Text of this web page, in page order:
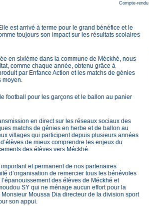
Compte-rendu
est arrivé à terme pour le grand bénéfice et le
toujours son impact sur les résultats scolaires
en sixième dans la commune de Méckhé, nous
comme chaque année, obtenu grâce à
par Enfance Action et les matchs de génies
moyen.
football pour les garçons et le ballon au panier
en direct sur les réseaux sociaux des
matchs de génies en herbe et de ballon au
villages qui participent depuis plusieurs années
de mieux comprendre les enjeux du
des élèves vers Méckhé.
et permanent de nos partenaires
d’organisation de remercier tous les bénévoles
des élèves de Méckhé et
SY qui ne ménage aucun effort pour la
Moussa Dia directeur de la division sport
son appui.